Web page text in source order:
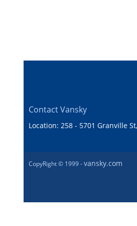
Contact Vansky
Location: 258 - 5701 Granville
CopyRight © 1999 -vansky.com